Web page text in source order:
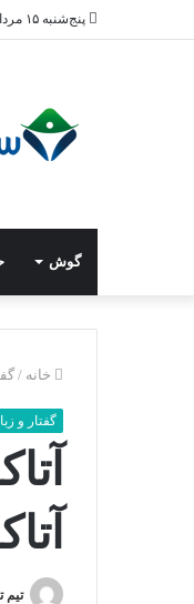
پنج‌شنبه ۱۵ مرداد ۱۴۰۵
گوش
خانه /
گفتار و
تیم